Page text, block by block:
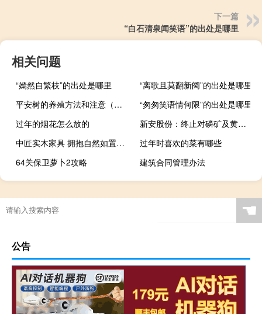
下一篇
“白石清泉闻笑语”的出处是哪里
相关问题
“嫣然自繁枝”的出处是哪里
“离歌且莫翻新阕”的出处是哪里
平安树的养殖方法和注意（平安树室内养殖方法）
“匆匆笑语情何限”的出处是哪里
过年的烟花怎么放的
新安股份：终止对磷矿及黄磷标的收购商务谈判
中匠实木家具 拥抱自然如置森林
过年时喜欢的菜有哪些
64关保卫萝卜2攻略
建筑合同管理办法
☚
公告